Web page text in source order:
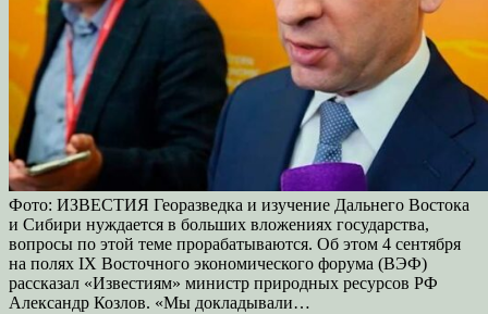
Фото: ИЗВЕСТИЯ Георазведка и изучение Дальнего Востока
и Сибири нуждается в больших вложениях государства,
вопросы по этой теме прорабатываются. Об этом 4 сентября
на полях IX Восточного экономического форума (ВЭФ)
рассказал «Известиям» министр природных ресурсов РФ
Александр Козлов. «Мы докладывали…